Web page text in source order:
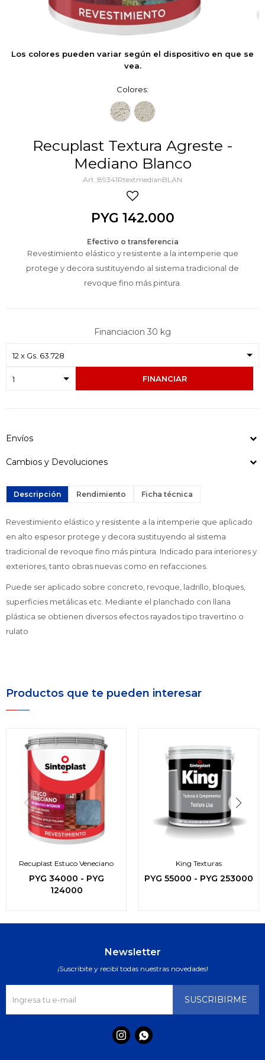
Los colores pueden variar según el dispositivo en que se
vea.
Colores:
Recuplast Textura Agreste -
Mediano Blanco
89341RtextmedianBLAN
PYG 142.000
Efectivo o transferencia
Revestimiento elástico y resistente a la intemperie que
protege y decora sustituyendo al sistema tradicional de
revoque fino más pintura.
Financiacion 30 kg
FINANCIAR
Envíos
Cambios y Devoluciones
Descripción
Revestimiento elástico y resistente a la intemperie que aplicado
en alto espesor protege y decora sustituyendo al sistema
tradicional de revoque fino más pintura. Indicado para interiores y
exteriores, tanto obras nuevas como en refacciones.
Puede ser aplicado sobre concreto, revoque, ladrillo, bloques,
superficies metálicas etc. Mediante el planchado con llana
plástica se obtienen diversos efectos rayados tipo travertino o
rulato
Rendimiento Ficha técnica
Productos que te pueden interesar
Recuplast Estuco Veneciano
PYG 34000 - PYG
124000
King Texturas
PYG 55000 - PYG 253000
Newsletter
¡Suscribite y recibí todas nuestras novedades!
SUSCRIBIRME
 